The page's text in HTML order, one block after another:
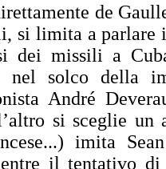
de
si limita a parlare
dei missili a
nel solco della
André
si sceglie un
imita
il tentativo